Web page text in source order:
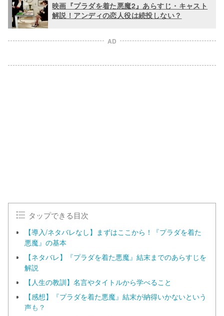
映画『プラダを着た悪魔2』あらすじ・キャスト
解説！アンディの恋人役は続投しない？
AD
タップできる目次
【導入/ネタバレなし】まずはここから！『プラダを着た
悪魔』の基本
【ネタバレ】『プラダを着た悪魔』結末までのあらすじを
解説
【人生の教訓】名言やタイトルから学べること
【感想】『プラダを着た悪魔』結末が納得いかないという
声も？